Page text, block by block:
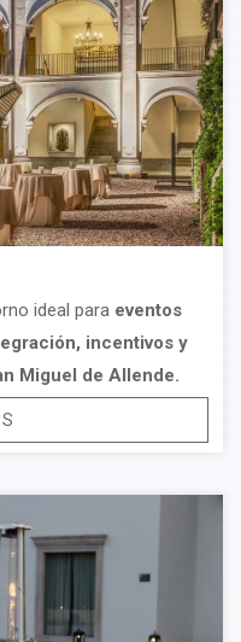
ideal para eventos
incentivos y
Miguel de Allende.